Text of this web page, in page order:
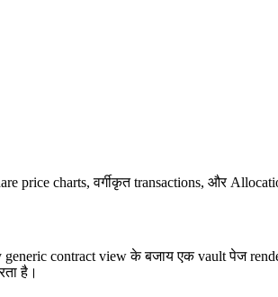
price charts, वर्गीकृत transactions, और
contract view के बजाय एक vault पेज
है।